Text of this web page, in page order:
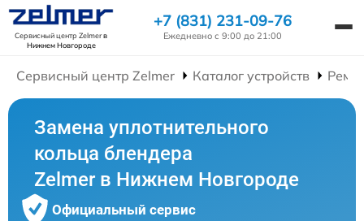
Сервисный центр Zelmerв
Нижнем Новгороде
+7 (831) 231-09-76
Ежедневно с 9:00 до 21:00
Сервисный центр Zelmer Каталог устройств
Замена уплотнительного
кольца блендера
Zelmer в Нижнем Новгороде
Официальный сервис